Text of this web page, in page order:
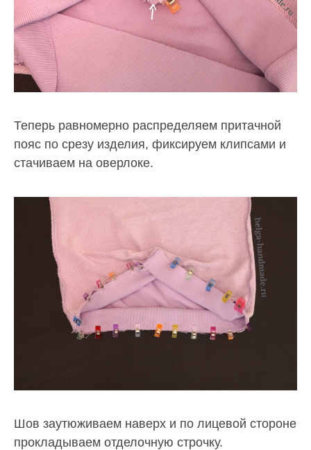
Теперь равномерно распределяем притачной
пояс по срезу изделия, фиксируем клипсами и
стачиваем на оверлоке.
Шов заутюживаем наверх и по лицевой стороне
прокладываем отделочную строчку.